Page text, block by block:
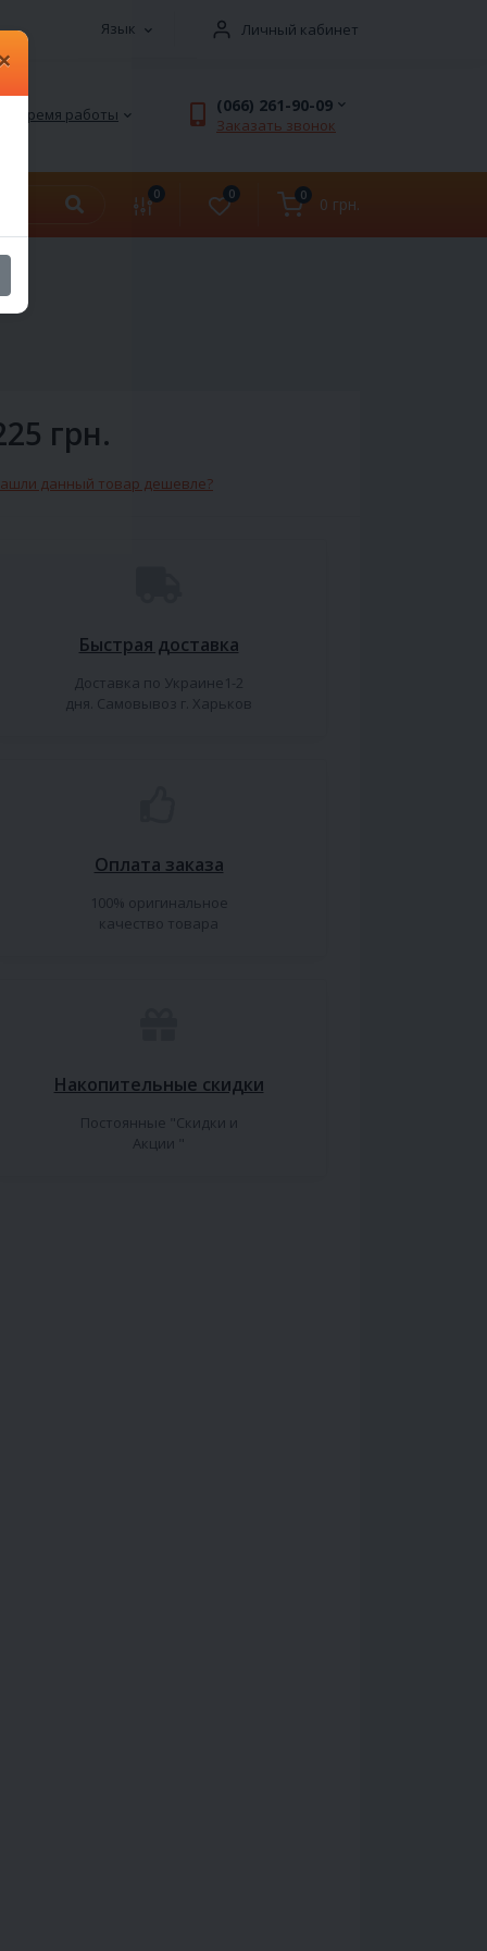
Язык Личный кабинет
Время работы (066) 261-90-09
Заказать звонок
0 0 0 0 грн.
грн.
данный товар дешевле?
Быстрая доставка
Доставка по Украине1-2
дня. Самовывоз г. Харьков
Оплата заказа
100% оригинальное
качество товара
Накопительные скидки
Постоянные "Скидки и
Акции "